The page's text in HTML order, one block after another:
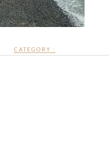
CATEGORY :